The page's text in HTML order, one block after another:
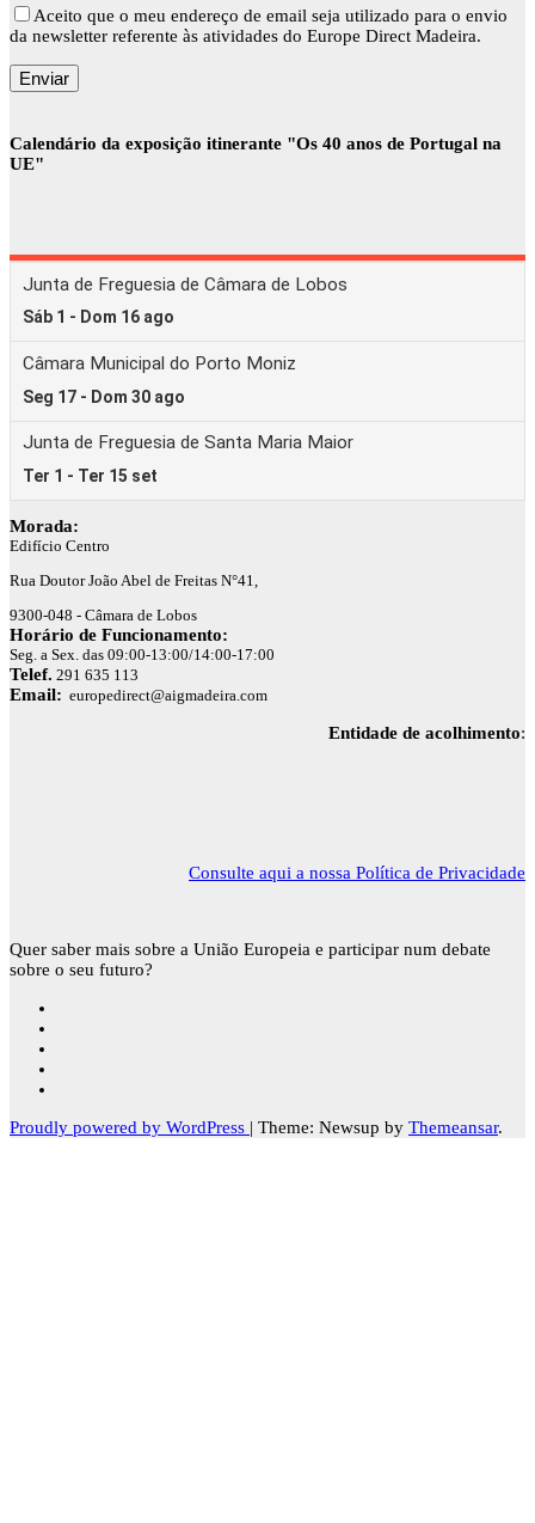
Aceito que o meu endereço de email seja utilizado para o envio
da newsletter referente às atividades do Europe Direct Madeira.
Calendário da exposição itinerante "Os 40 anos de Portugal na
UE"
Morada:
Edifício Centro
Rua Doutor João Abel de Freitas N°41,
9300-048 - Câmara de Lobos
Horário de Funcionamento:
Seg. a Sex. das 09:00-13:00/14:00-17:00
Telef. 291 635 113
Email: europedirect@aigmadeira.com
Entidade de acolhimento:
Consulte aqui a nossa Política de Privacidade
Quer saber mais sobre a União Europeia e participar num debate
sobre o seu futuro?
Proudly powered by WordPress | Theme: Newsup by Themeansar.